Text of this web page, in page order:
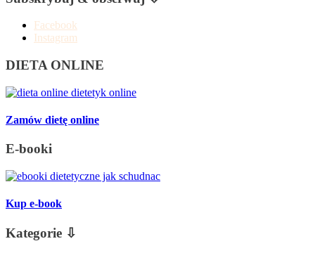
Facebook
Instagram
DIETA ONLINE
Zamów dietę online
E-booki
Kup e-book
Kategorie ⇩